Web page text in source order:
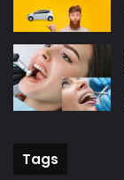
Tags